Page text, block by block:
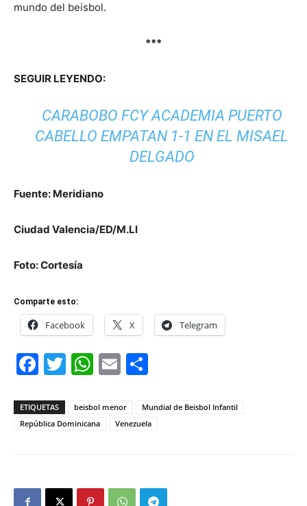
mundo del beisbol.
***
SEGUIR LEYENDO:
CARABOBO FCY ACADEMIA PUERTO
CABELLO EMPATAN 1-1 EN EL MISAEL
DELGADO
Fuente: Meridiano
Ciudad Valencia/ED/M.Ll
Foto: Cortesía
Comparte esto:
Facebook X Telegram
Facebook
Twitter
WhatsApp
Email
ETIQUETAS beisbol menor
Mundial de Beisbol Infantil
República Dominicana
Venezuela